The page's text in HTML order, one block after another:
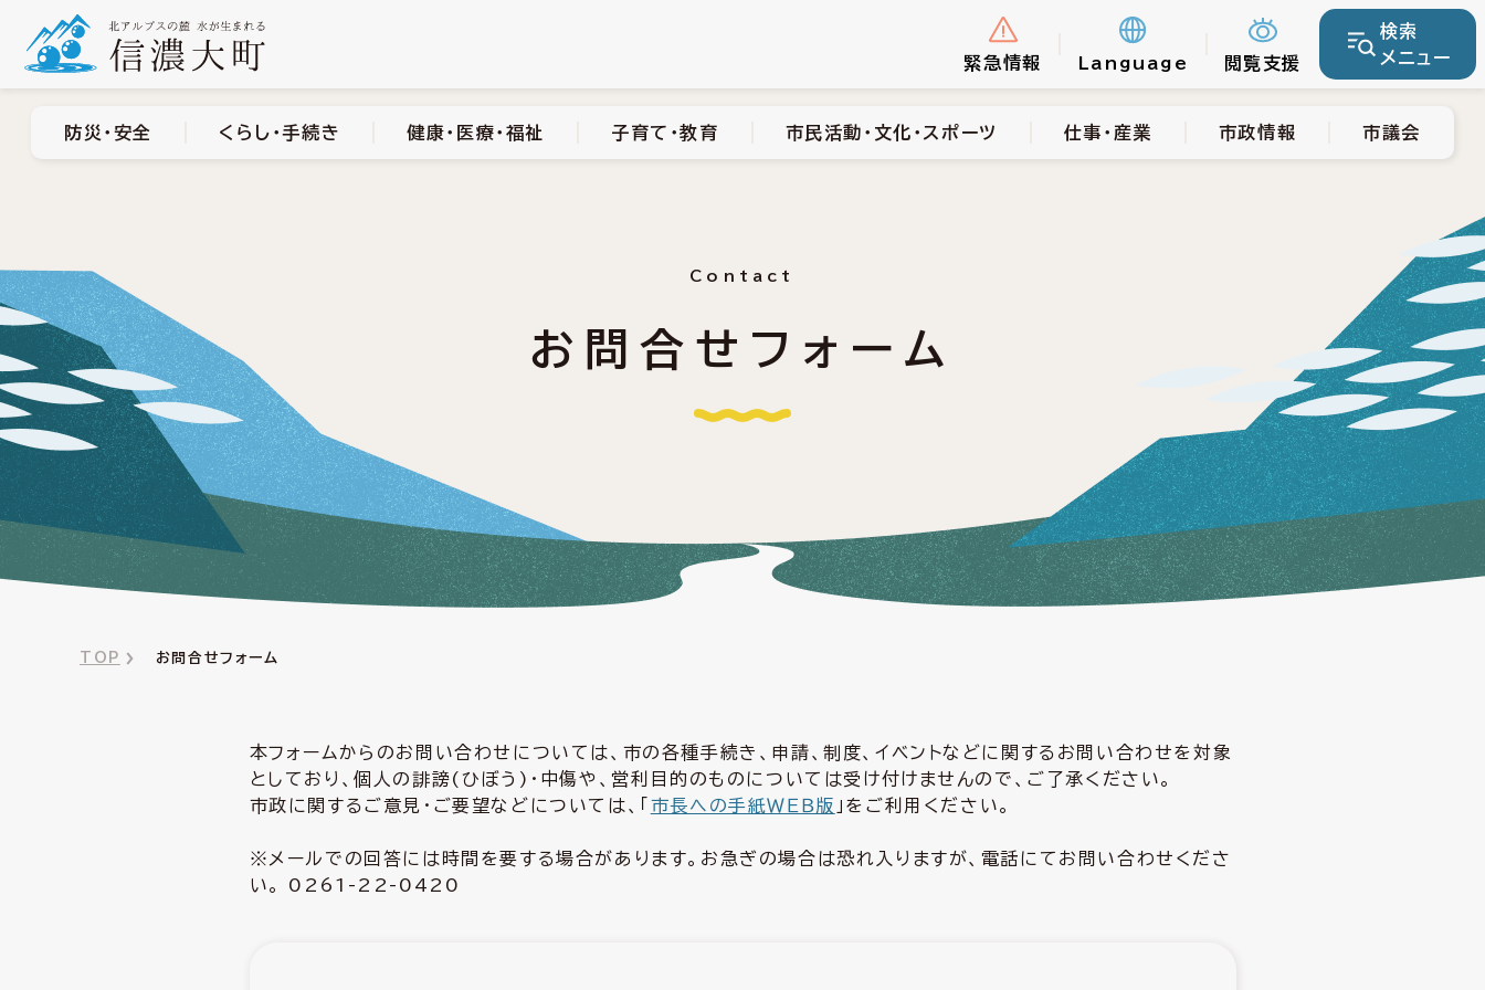
緊急情報 Language 閲覧支援
検索
メニュー
市民活動・文化・スポーツ 市政情報 市議会
防災・安全 くらし・手続き 健康・医療・福祉 子育て・教育 市民活動・文化・スポーツ 仕事・産業 市政情報 市議会
Contact
お問合せフォーム
TOP お問合せフォーム
本フォームからのお問い合わせについては、市の各種手続き、申請、制度、イベントなどに関するお問い合わせを対象
としており、個人の誹謗(ひぼう)・中傷や、営利目的のものについては受け付けませんので、ご了承ください。
市政に関するご意見・ご要望などについては、「 市長への手紙ＷＥＢ版 」をご利用ください。
※メールでの回答には時間を要する場合があります。お急ぎの場合は恐れ入りますが、電話にてお問い合わせくださ
い。 0261-22-0420